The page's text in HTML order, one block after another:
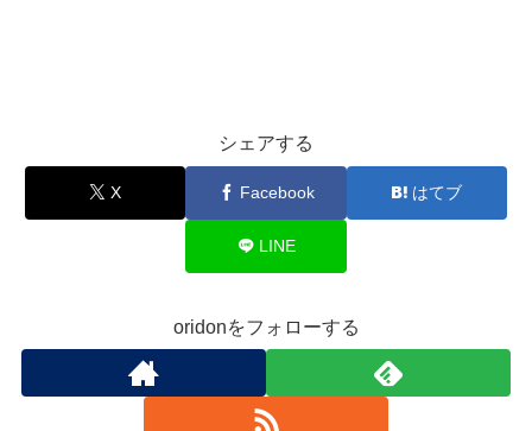
シェアする
X Facebook はてブ
LINE
oridonをフォローする